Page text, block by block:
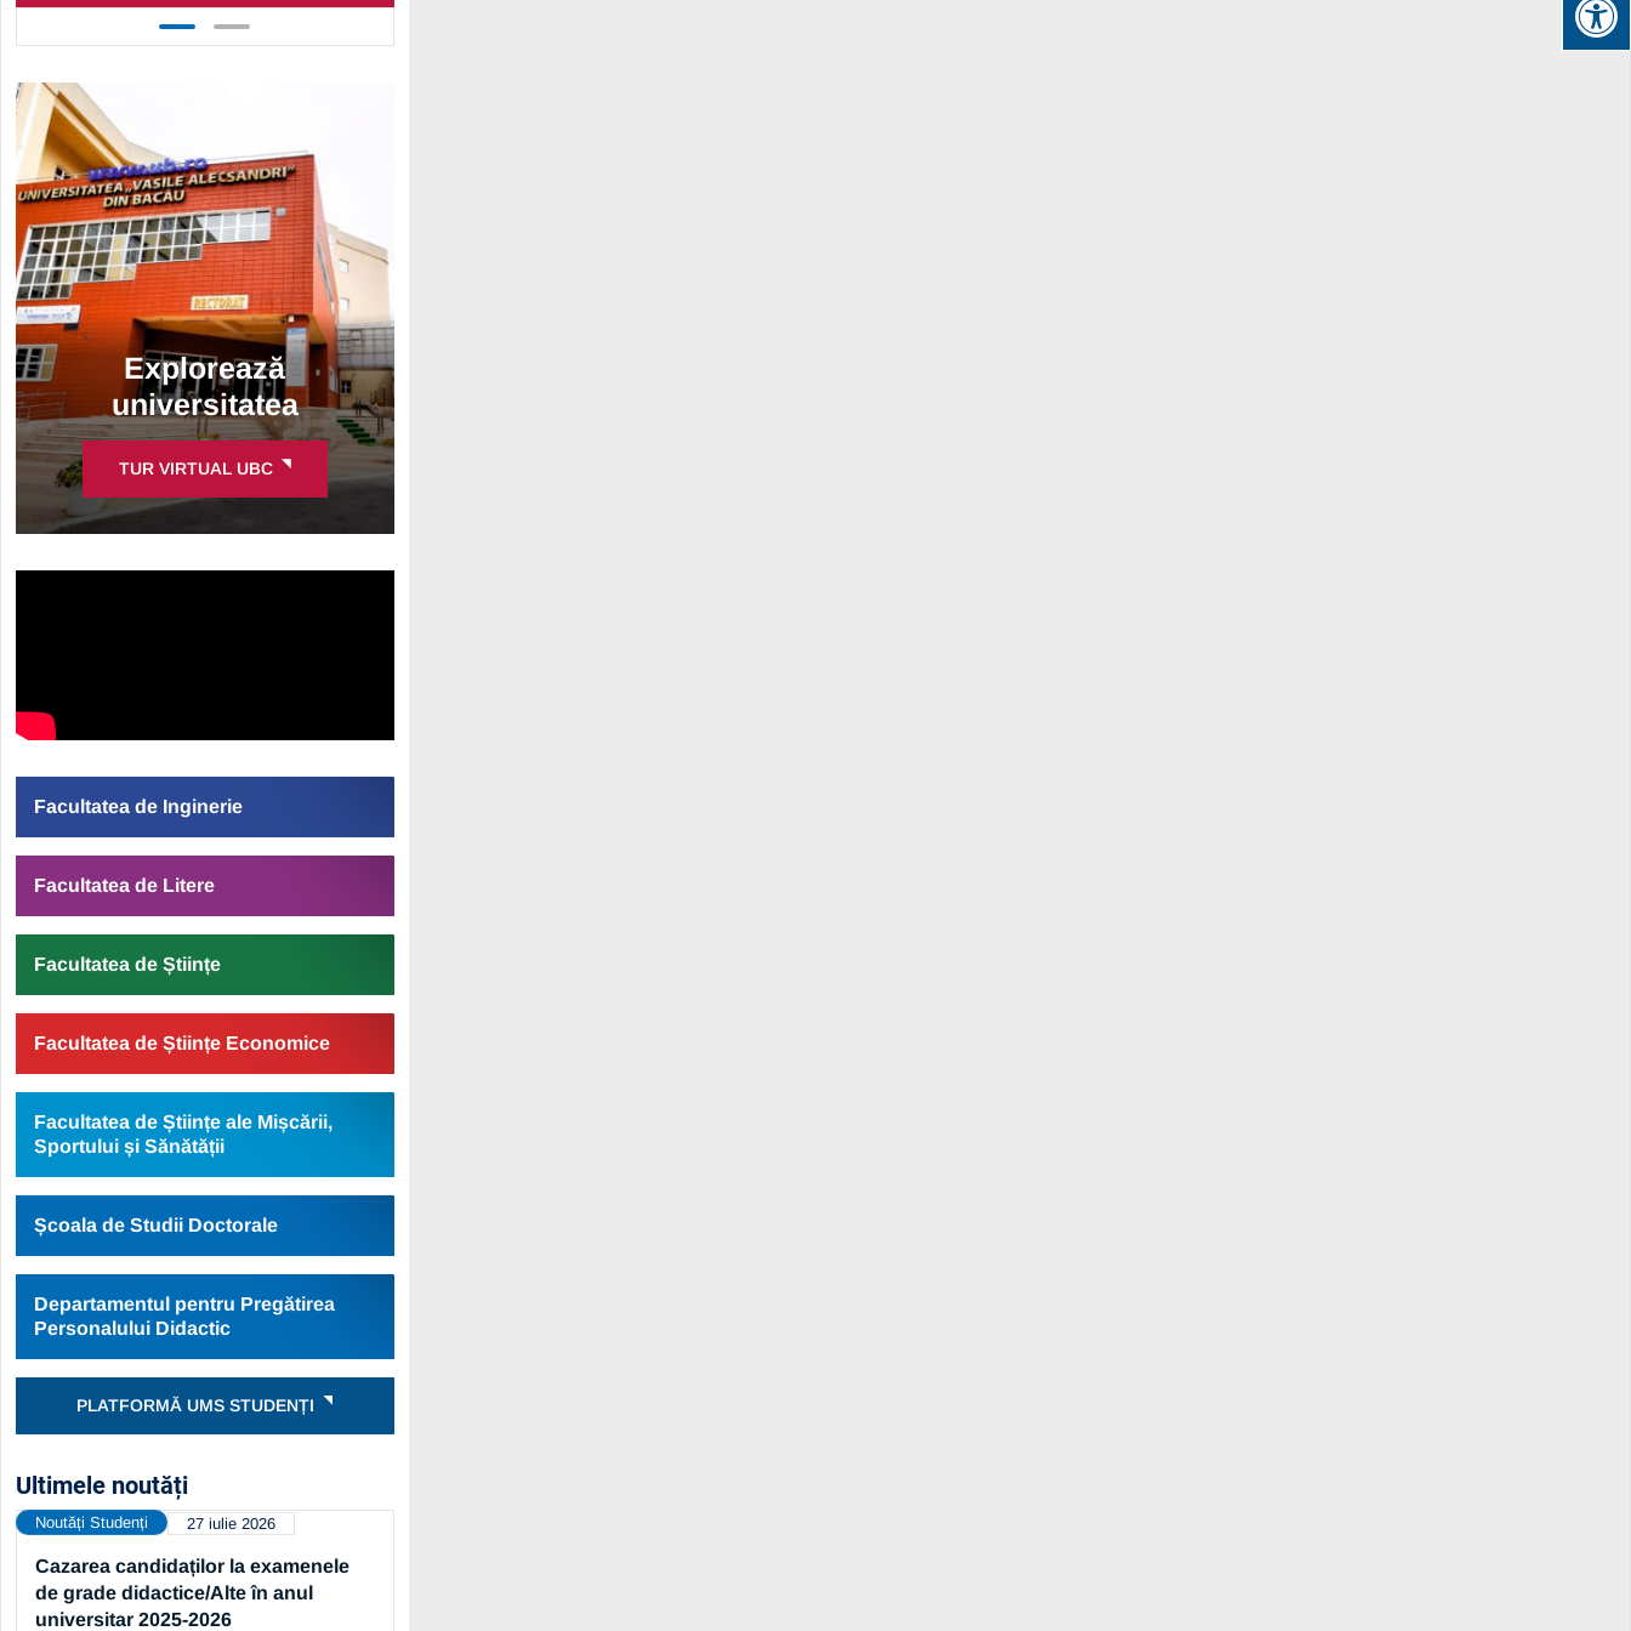
Explorează
universitatea
TUR VIRTUAL UBC
Facultatea de Inginerie
Facultatea de Litere
Facultatea de Științe
Facultatea de Științe Economice
Facultatea de Științe ale Mișcării,
Sportului și Sănătății
Școala de Studii Doctorale
Departamentul pentru Pregătirea
Personalului Didactic
PLATFORMĂ UMS STUDENȚI
Ultimele noutăți
Cazarea candidaților la examenele
de grade didactice/Alte în anul
universitar 2025-2026
Noutăți Studenți 27 iulie 2026